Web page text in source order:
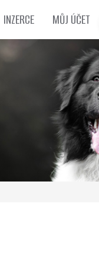
INZERCE MŮJ ÚČET